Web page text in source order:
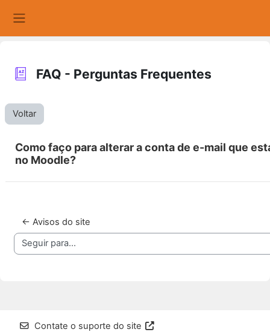
FAQ - Perguntas Frequentes
Voltar
Como faço para alterar a conta de e-mail que
no Moodle?
← Avisos do site
Seguir para...
Contate o suporte do site